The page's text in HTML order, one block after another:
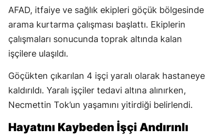
AFAD, itfaiye ve sağlık ekipleri göçük bölgesinde
arama kurtarma çalışması başlattı. Ekiplerin
çalışmaları sonucunda toprak altında kalan
işçilere ulaşıldı.
Göçükten çıkarılan 4 işçi yaralı olarak hastaneye
kaldırıldı. Yaralı işçiler tedavi altına alınırken,
Necmettin Tok’un yaşamını yitirdiği belirlendi.
Hayatını Kaybeden İşçi Andırınlı